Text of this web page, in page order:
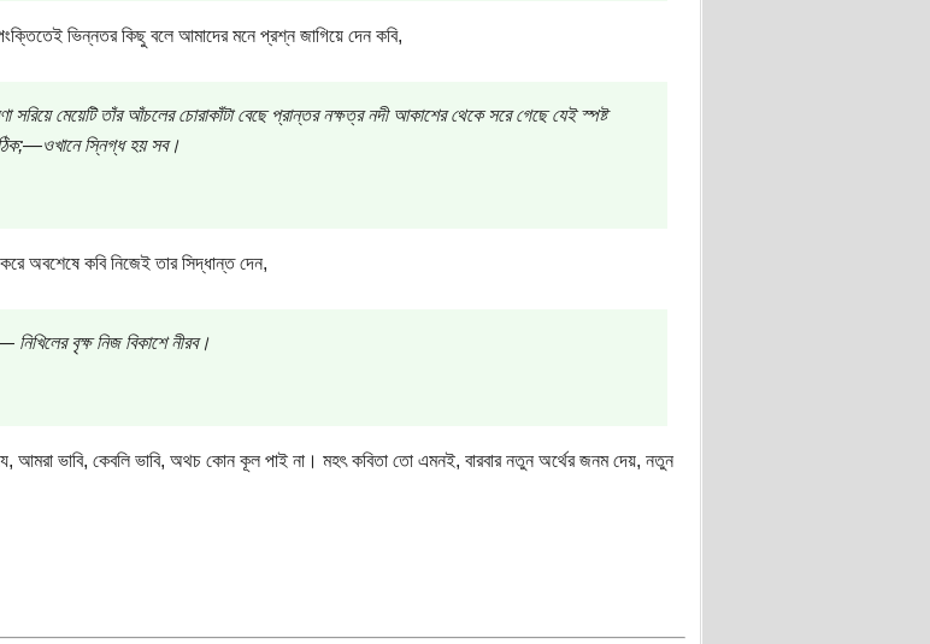
ভিন্নতর কিছু বলে আমাদের মনে প্রশ্ন জাগিয়ে দেন কবি,
সরিয়ে মেয়েটি তাঁর আঁচলের চোরাকাঁটা বেছে প্রান্তর নক্ষত্র নদী আকাশের থেকে সরে গেছে যেই স্পষ্ট
স্নিগ্ধ হয় সব।
অবশেষে কবি নিজেই তার সিদ্ধান্ত দেন,
নিখিলের বৃক্ষ নিজ বিকাশে নীরব।
আমরা ভাবি, কেবলি ভাবি, অথচ কোন কূল পাই না। মহৎ কবিতা তো এমনই, বারবার নতুন অর্থের জনম দেয়, নতুন